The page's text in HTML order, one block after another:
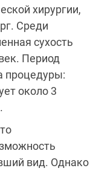
хирургии,
Среди
сухость
Период
процедуры:
около 3
вид. Однако